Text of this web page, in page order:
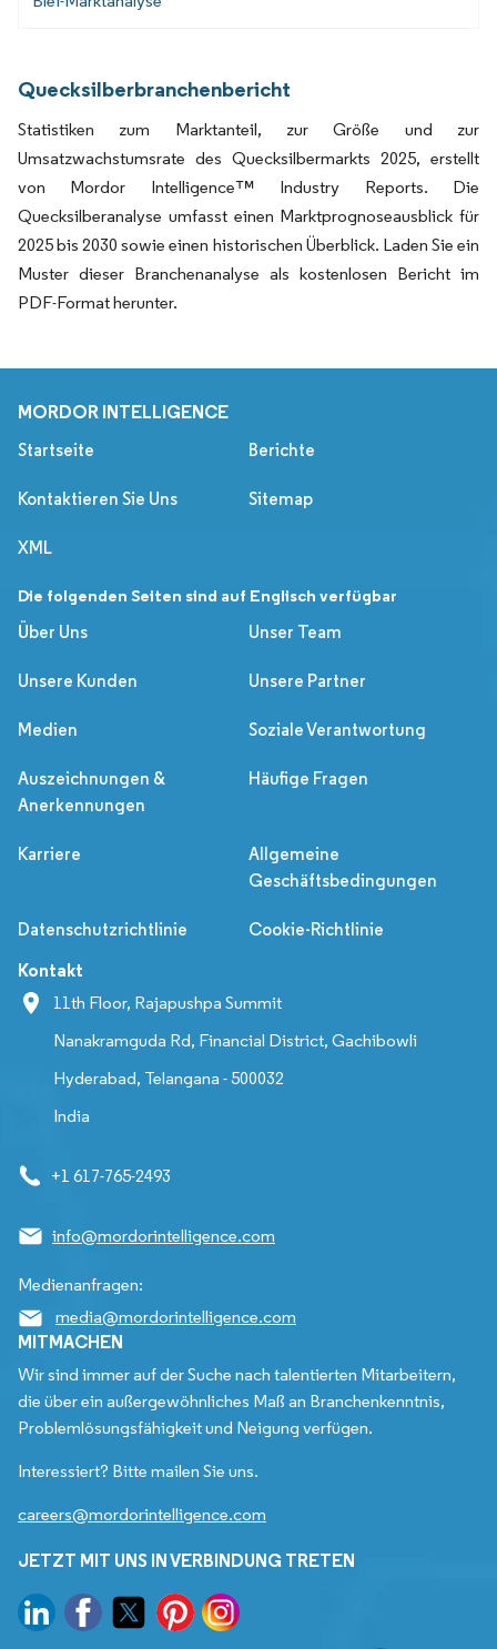
Quecksilberbranchenbericht
Statistiken zum Marktanteil, zur Größe und zur
Umsatzwachstumsrate des Quecksilbermarkts 2025, erstellt
von Mordor Intelligence™ Industry Reports. Die
Quecksilberanalyse umfasst einen Marktprognoseausblick für
2025 bis 2030 sowie einen historischen Überblick. Laden Sie ein
Muster dieser Branchenanalyse als kostenlosen Bericht im
PDF-Format herunter.
MORDOR INTELLIGENCE
Startseite Berichte
Kontaktieren Sie Uns Sitemap
XML
Die folgenden Seiten sind auf Englisch verfügbar
Über Uns
Unser Team
Unsere Kunden Unsere Partner
Medien Soziale Verantwortung
Auszeichnungen &
Anerkennungen
Häufige Fragen
Karriere
Allgemeine
Geschäftsbedingungen
Datenschutzrichtlinie Cookie-Richtlinie
Kontakt
11th Floor, Rajapushpa Summit
Nanakramguda Rd, Financial District, Gachibowli
Hyderabad, Telangana - 500032
India
+1 617-765-2493
info@mordorintelligence.com
Medienanfragen:
media@mordorintelligence.com
MITMACHEN
Wir sind immer auf der Suche nach talentierten Mitarbeitern,
die über ein außergewöhnliches Maß an Branchenkenntnis,
Problemlösungsfähigkeit und Neigung verfügen.
Interessiert? Bitte mailen Sie uns.
careers@mordorintelligence.com
JETZT MIT UNS IN VERBINDUNG TRETEN